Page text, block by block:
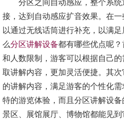
分区之间自动感应，整个系
接，达到自动感应扩音效果。在
以通过无线话筒进行补充，以满
么分区讲解设备都有哪些优点呢
和人数限制，游客可以根据自己
取讲解内容，更加灵活便捷。其
的讲解内容，满足游客的个性化
特的游览体验，而且分区讲解设
景区、展馆展厅、博物馆都能见到